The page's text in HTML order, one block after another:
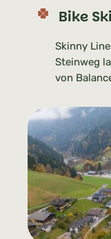
Bike
Skinny
Steinweg
von